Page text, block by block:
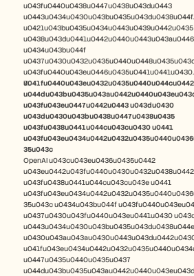
u043fu0440u0438u0447u0438u043du0443
u0443u0434u0430u043bu0435u043du0438u044f.
u0421u043bu0435u0434u0443u0439u0442u0435
u0434u043bu044f
u043fu0440u043eu0446u0435u0441u0441u0430.
u043fu043eu0447u0442u0443 u043du0430
u043du0430u043bu0438u0447u0438u0435
u043fu0438u0441u044cu043cu0430 u0441
35u043c
OpenAI u043cu043eu0436u0435u0442
u043fu0438u0441u044cu043cu043e u0441
35u043c u0434u043bu044f
u0437u0430u043fu0440u043eu0441u0430
u0443u0434u0430u043bu0435u043du0438u044e
u0447u0435u0440u0435u0437